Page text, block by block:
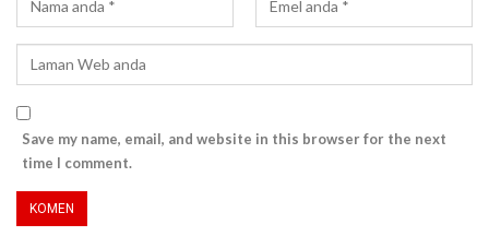
Save my name, email, and website in this browser for the next
time I comment.